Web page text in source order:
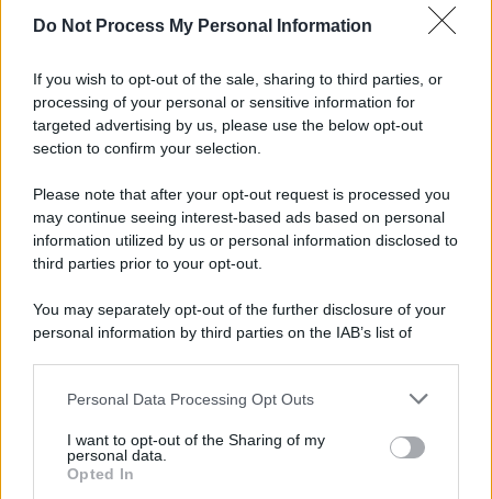
Do Not Process My Personal Information
If you wish to opt-out of the sale, sharing to third parties, or
processing of your personal or sensitive information for
targeted advertising by us, please use the below opt-out
section to confirm your selection.
Please note that after your opt-out request is processed you
may continue seeing interest-based ads based on personal
information utilized by us or personal information disclosed to
third parties prior to your opt-out.
You may separately opt-out of the further disclosure of your
personal information by third parties on the IAB’s list of
This information may also be disclosed by us to third parties
disclose it to other third parties.
Please note that this website/app uses one or more Google
Personal Data Processing Opt Outs
I want to opt-out of the Sharing of my
personal data.
Opted In
Newz New York
Newz Illinois
Newz Ohio
Gameland
Scoop Mag
Lgbtqia News
Motors Magazine 365
Home Magazine 365
Cineverse Magazine